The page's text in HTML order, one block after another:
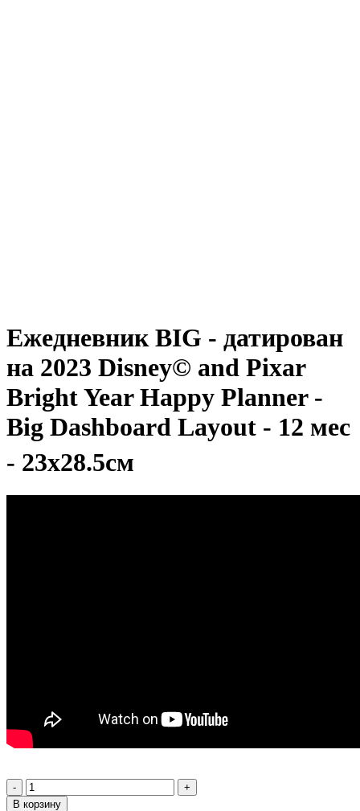
Ежедневник BIG - датирован
на 2023 Disney© and Pixar
Bright Year Happy Planner -
Big Dashboard Layout - 12 мес
- 23х28.5см
-
+
В корзину